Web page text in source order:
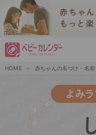
HOME 赤ちゃんの名づけ・名
よみ